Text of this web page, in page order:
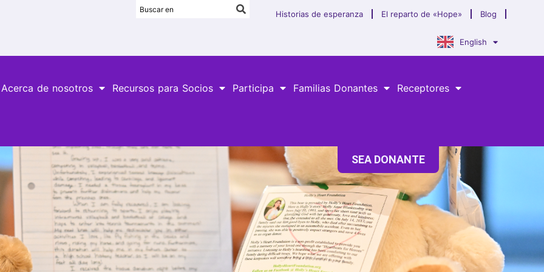
Historias de esperanza El reparto de «Hope» Blog
English
Acerca de nosotros Recursos para Socios Participa Familias Donantes Receptores
SEA DONANTE